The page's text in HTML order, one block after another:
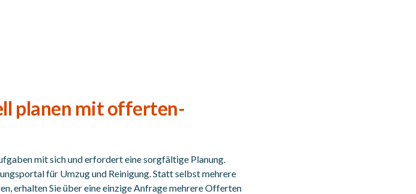
planen mit offerten-
mit sich und erfordert eine sorgfältige Planung.
für Umzug und Reinigung. Statt selbst mehrere
erhalten Sie über eine einzige Anfrage mehrere Offerten